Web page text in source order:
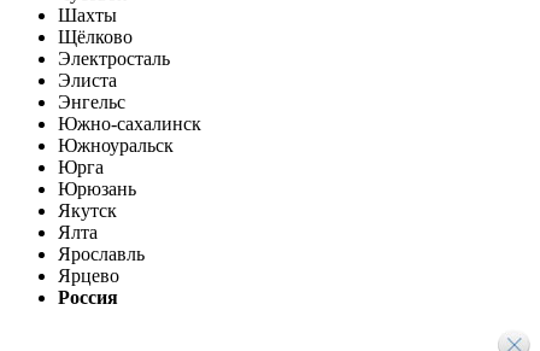
Шахты
Щёлково
Электросталь
Элиста
Энгельс
Южно-сахалинск
Южноуральск
Юрга
Юрюзань
Якутск
Ялта
Ярославль
Ярцево
Россия